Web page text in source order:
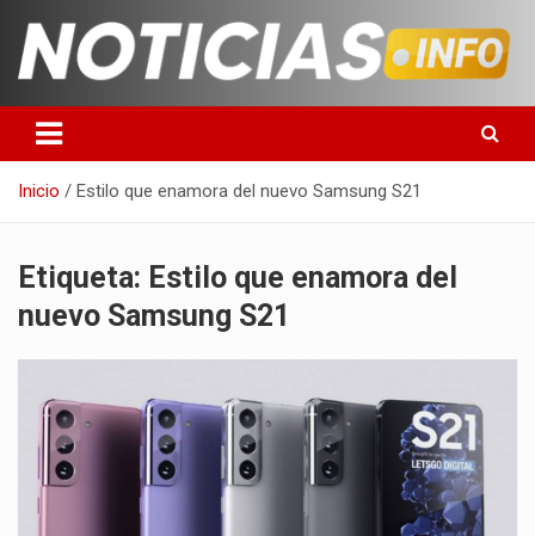
contenido
Noticias en español
Inicio Estilo que enamora del nuevo Samsung S21
Etiqueta: Estilo que enamora del
nuevo Samsung S21